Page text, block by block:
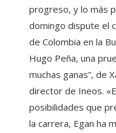
progreso, y lo más
domingo dispute el
de Colombia en la
Hugo Peña, una
muchas ganas”, de
director de Ineos.
posibilidades que
la carrera, Egan ha